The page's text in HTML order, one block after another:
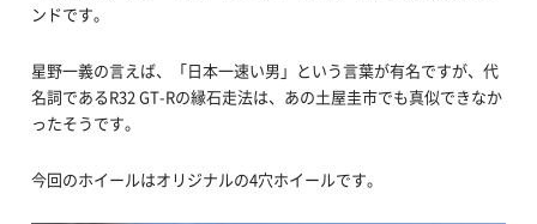
ンドです。
星野一義の言えば、「日本一速い男」という言葉が有名ですが、代
名詞であるR32 GT-Rの縁石走法は、あの土屋圭市でも真似できなか
ったそうです。
今回のホイールはオリジナルの4穴ホイールです。